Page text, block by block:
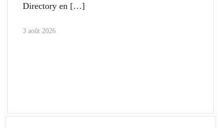
Directory en
3 août 2026